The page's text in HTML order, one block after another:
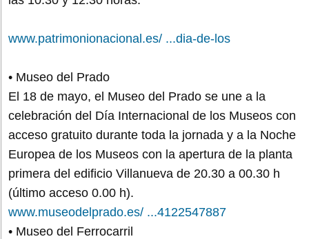
www.patrimonionacional.es/ ...dia-de-los
• Museo del Prado
El 18 de mayo, el Museo del Prado se une a la
celebración del Día Internacional de los Museos con
acceso gratuito durante toda la jornada y a la Noche
Europea de los Museos con la apertura de la planta
primera del edificio Villanueva de 20.30 a 00.30 h
(último acceso 0.00 h).
www.museodelprado.es/ ...4122547887
• Museo del Ferrocarril